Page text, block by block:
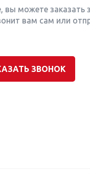
вы можете заказать
вам сам или
ЗВОНОК